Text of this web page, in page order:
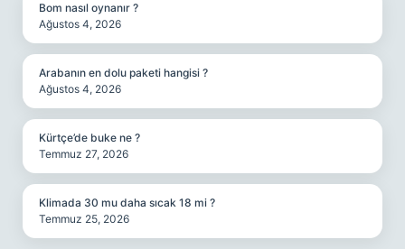
Bom nasıl oynanır ?
Ağustos 4, 2026
Arabanın en dolu paketi hangisi ?
Ağustos 4, 2026
Kürtçe’de buke ne ?
Temmuz 27, 2026
Klimada 30 mu daha sıcak 18 mi ?
Temmuz 25, 2026